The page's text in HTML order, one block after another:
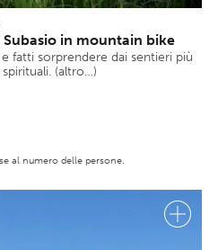
Min Max
Min Max
Subasio in mountain bike
fatti sorprendere dai sentieri più
(altro…)
al numero delle persone.